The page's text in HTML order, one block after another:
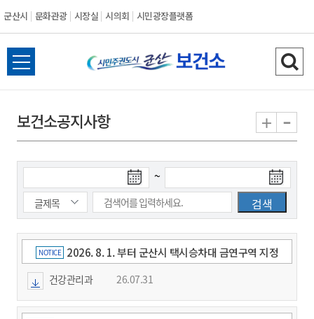
군산시 문화관광 시장실 시의회 시민광장플랫폼
군
산
전
체
뉴
열
검
색
기
보건소공지사항 + -
색
시
일
~
색
종
일
NOTICE 2026. 8. 1. 부터 군산시 택시승차대 금연구역 지정
건강관리과 26.07.31